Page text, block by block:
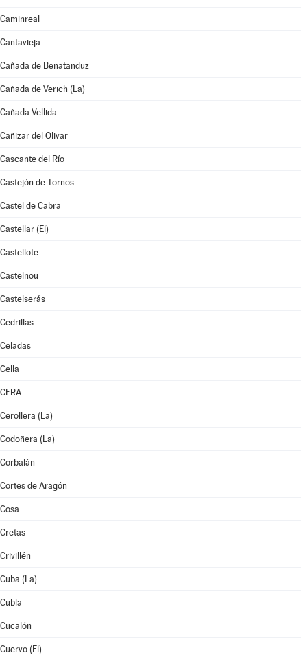
Caminreal
Cantavieja
Cañada de Benatanduz
Cañada de Verich (La)
Cañada Vellida
Cañizar del Olivar
Cascante del Río
Castejón de Tornos
Castel de Cabra
Castellar (El)
Castellote
Castelnou
Castelserás
Cedrillas
Celadas
Cella
CERA
Cerollera (La)
Codoñera (La)
Corbalán
Cortes de Aragón
Cosa
Cretas
Crivillén
Cuba (La)
Cubla
Cucalón
Cuervo (El)